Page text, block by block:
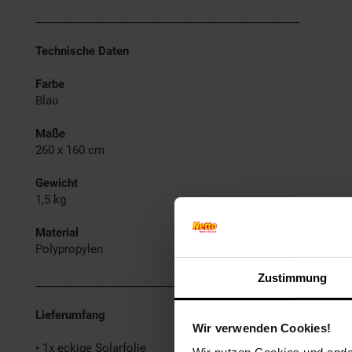
Zustimmung
Wir verwenden Cookies!
Technische Daten
Farbe
Blau
Maße
260 x 160 cm
Gewicht
1,5 kg
Material
Polypropylen
________________________________________________
Lieferumfang
• 1x eckige Solarfolie